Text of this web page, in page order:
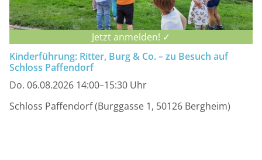
Jetzt anmelden! ✓
Kinderführung: Ritter, Burg & Co. – zu Besuch auf
Schloss Paffendorf
Do. 06.08.2026 14:00–15:30 Uhr
Schloss Paffendorf (Burggasse 1, 50126 Bergheim)